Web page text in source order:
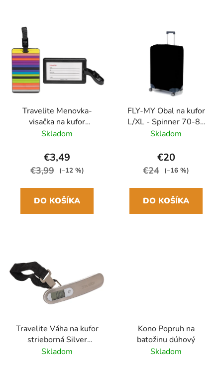
Travelite Menovka-
visačka na kufor
Multicolor Stripes
Skladom
€3,49
€3,99 (–12 %)
DO KOŠÍKA
FLY-MY Obal na kufor
L/XL - Spinner 70-80
cm Čierny
Skladom
€20
€24 (–16 %)
DO KOŠÍKA
Travelite Váha na kufor
strieborná Silver
Digitálna
Skladom
Kono Popruh na
batožinu dúhový
Skladom